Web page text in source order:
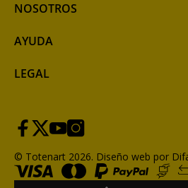
NOSOTROS
AYUDA
LEGAL
© Totenart 2026. Diseño web por